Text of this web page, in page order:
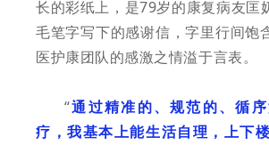
长的彩纸上，是79岁的康复病友匡
毛笔字写下的感谢信，字里行间饱
医护康团队的感激之情溢于言表。
“通过精准的、规范的、循
疗，我基本上能生活自理，上下